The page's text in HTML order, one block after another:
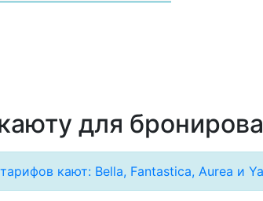
для
кают: Bella, Fantastica, Aurea и